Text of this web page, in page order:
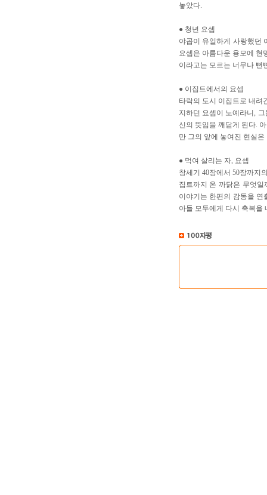
놓았다.
● 청년 요셉
야곱이 유일하게 사랑했던
요셉은 아름다운 용모에 현
이라고는 모르는 너무나
● 이집트에서의 요셉
타락의 도시 이집트로 내려
지하던 요셉이 노예라니,
신의 뜻임을 깨닫게 된다.
만 그의 앞에 놓여진 현실
● 먹여 살리는 자, 요셉
창세기 40장에서 50장까지
집트까지 온 까닭은 무엇
이야기는 한편의 감동을
아들 모두에게 다시 축복을